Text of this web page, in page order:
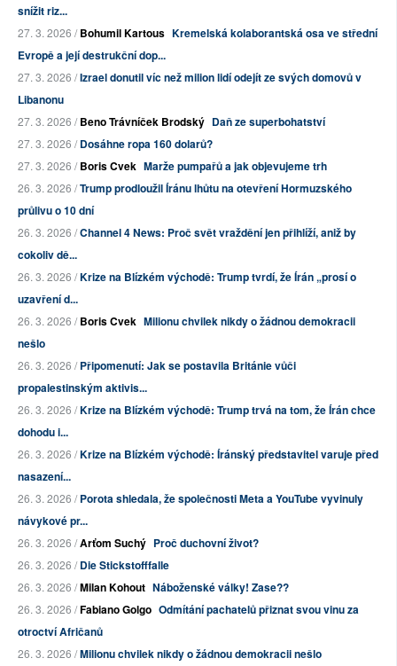
snížit riz...
27. 3. 2026 /Bohumil Kartous Kremelská kolaborantská osa ve střední
Evropě a její destrukční dop...
27. 3. 2026 /Izrael donutil víc než milion lidí odejít ze svých domovů v
Libanonu
27. 3. 2026 /Beno Trávníček Brodský Daň ze superbohatství
27. 3. 2026 /Dosáhne ropa 160 dolarů?
27. 3. 2026 /Boris Cvek Marže pumpařů a jak objevujeme trh
26. 3. 2026 /Trump prodloužil Íránu lhůtu na otevření Hormuzského
průlivu o 10 dní
26. 3. 2026 /Channel 4 News: Proč svět vraždění jen přihlíží, aniž by
cokoliv dě...
26. 3. 2026 /Krize na Blízkém východě: Trump tvrdí, že Írán „prosí o
uzavření d...
26. 3. 2026 /Boris Cvek Milionu chvilek nikdy o žádnou demokracii
nešlo
26. 3. 2026 /Připomenutí: Jak se postavila Británie vůči
propalestinským aktivis...
26. 3. 2026 /Krize na Blízkém východě: Trump trvá na tom, že Írán chce
dohodu i...
26. 3. 2026 /Krize na Blízkém východě: Íránský představitel varuje před
nasazení...
26. 3. 2026 /Porota shledala, že společnosti Meta a YouTube vyvinuly
návykové pr...
26. 3. 2026 /Arťom Suchý Proč duchovní život?
26. 3. 2026 /Die Stickstofffalle
26. 3. 2026 /Milan Kohout Náboženské války! Zase??
26. 3. 2026 /Fabiano Golgo Odmítání pachatelů přiznat svou vinu za
otroctví Afričanů
26. 3. 2026 /Milionu chvilek nikdy o žádnou demokracii nešlo